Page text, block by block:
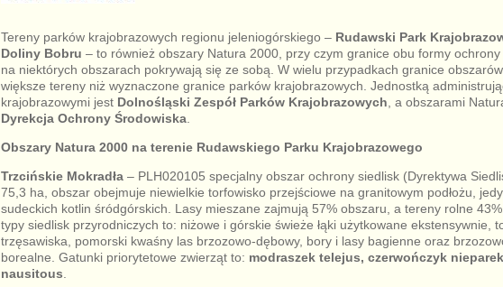
Tereny parków krajobrazowych regionu jeleniogórskiego – Rudawski Park
Doliny Bobru – to również obszary Natura 2000, przy czym granice obu formy
na niektórych obszarach pokrywają się ze sobą. W wielu przypadkach granice
większe tereny niż wyznaczone granice parków krajobrazowych. Jednostką
krajobrazowymi jest Dolnośląski Zespół Parków Krajobrazowych, a obszarami
Dyrekcja Ochrony Środowiska.
Obszary Natura 2000 na terenie Rudawskiego Parku Krajobrazowego
Trzcińskie Mokradła– PLH020105 specjalny obszar ochrony siedlisk (Dyrektywa
75,3 ha, obszar obejmuje niewielkie torfowisko przejściowe na granitowym podłożu,
sudeckich kotlin śródgórskich. Lasy mieszane zajmują 57% obszaru, a tereny rolne
typy siedlisk przyrodniczych to: niżowe i górskie świeże łąki użytkowane ekstensywnie,
trzęsawiska, pomorski kwaśny las brzozowo-dębowy, bory i lasy bagienne oraz
borealne. Gatunki priorytetowe zwierząt to: modraszek telejus, czerwończyk
nausitous.